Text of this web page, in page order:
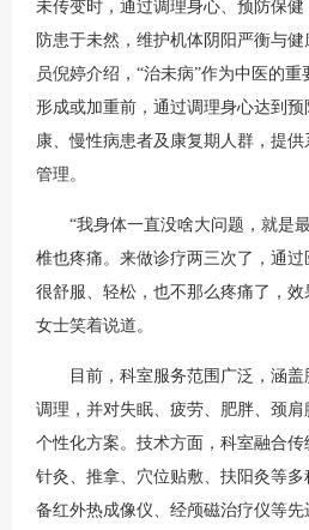
未传变时，通过调理身心、预防保健
防患于未然，维护机体阴阳严衡与
员倪婷介绍，“治未病”作为中医的
形成或加重前，通过调理身心达到
康、慢性病患者及康复期人群，提
管理。
“我身体一直没啥大问题，就是
椎也疼痛。来做诊疗两三次了，通
很舒服、轻松，也不那么疼痛了，
女士笑着说道。
目前，科室服务范围广泛，涵
调理，并对失眠、疲劳、肥胖、颈
个性化方案。技术方面，科室融合
针灸、推拿、穴位贴敷、扶阳灸等
备红外热成像仪、经颅磁治疗仪等